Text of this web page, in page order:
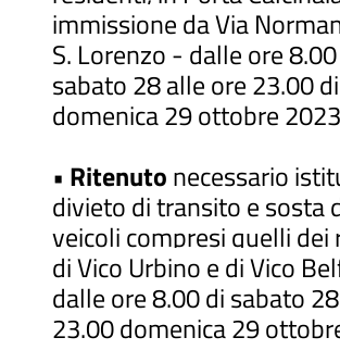
immissione da Via
S. Lorenzo - dalle ore
sabato 28 alle ore 23.00 di
domenica 29 ottobre
• Ritenutonecessario
divieto di transito e sosta
veicoli compresi quelli dei
di Vico Urbino e di Vico
dalle ore 8.00 di sabato
23.00 domenica 29